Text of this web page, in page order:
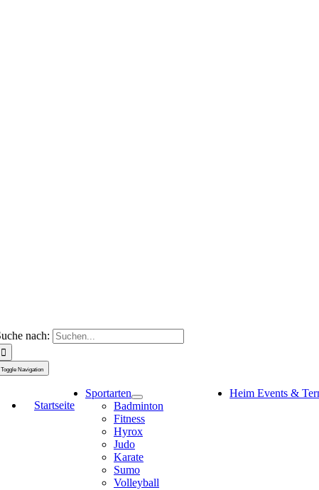
nach:
Toggle Navigation
Startseite
Sportarten
Badminton
Fitness
Hyrox
Judo
Karate
Sumo
Volleyball
Heim Events &